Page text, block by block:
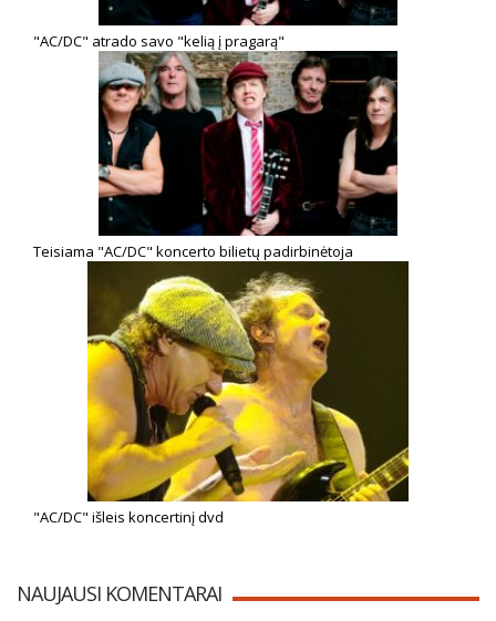
"AC/DC" atrado savo "kelią į pragarą"
Teisiama "AC/DC" koncerto bilietų padirbinėtoja
"AC/DC" išleis koncertinį dvd
NAUJAUSI KOMENTARAI